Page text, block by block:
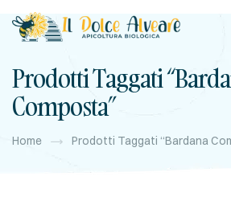
Prodotti Taggati
Composta”
Home Prodotti Taggati “bardana